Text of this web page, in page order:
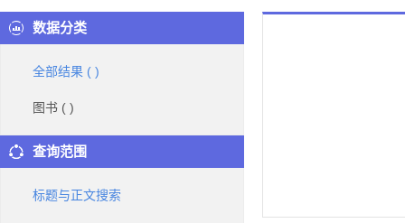
数据分类
全部结果 ( )
图书 ( )
查询范围
标题与正文搜索